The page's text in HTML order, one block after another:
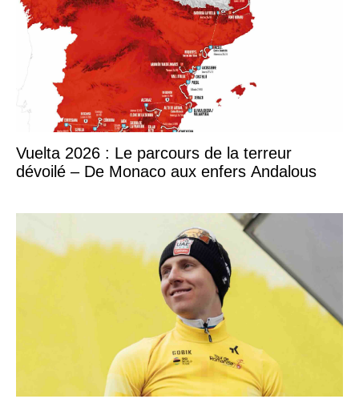
Vuelta 2026 : Le parcours de la terreur
dévoilé – De Monaco aux enfers Andalous